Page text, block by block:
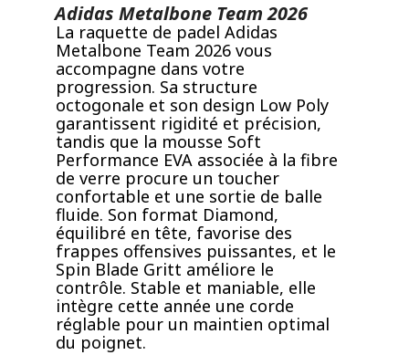
Adidas Metalbone Team 2026
La raquette de padel Adidas
Metalbone Team 2026 vous
accompagne dans votre
progression. Sa structure
octogonale et son design Low Poly
garantissent rigidité et précision,
tandis que la mousse Soft
Performance EVA associée à la fibre
de verre procure un toucher
confortable et une sortie de balle
fluide. Son format Diamond,
équilibré en tête, favorise des
frappes offensives puissantes, et le
Spin Blade Gritt améliore le
contrôle. Stable et maniable, elle
intègre cette année une corde
réglable pour un maintien optimal
du poignet.